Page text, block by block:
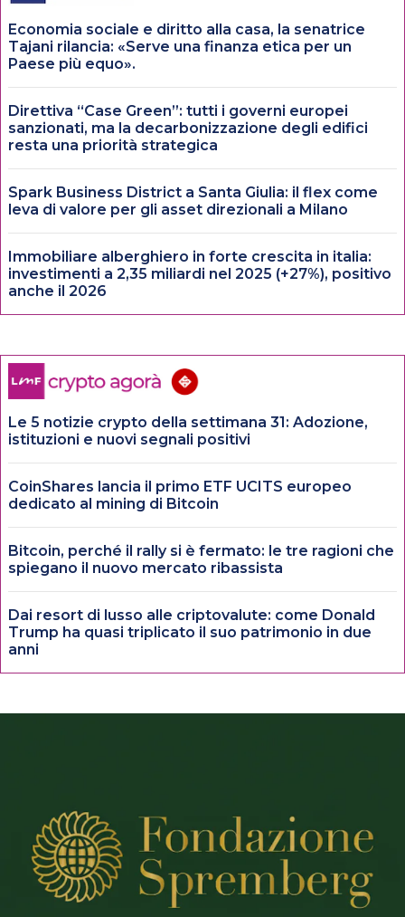
Economia sociale e diritto alla casa, la senatrice
Tajani rilancia: «Serve una finanza etica per un
Paese più equo».
Direttiva “Case Green”: tutti i governi europei
sanzionati, ma la decarbonizzazione degli edifici
resta una priorità strategica
Spark Business District a Santa Giulia: il flex come
leva di valore per gli asset direzionali a Milano
Immobiliare alberghiero in forte crescita in italia:
investimenti a 2,35 miliardi nel 2025 (+27%), positivo
anche il 2026
Le 5 notizie crypto della settimana 31: Adozione,
istituzioni e nuovi segnali positivi
CoinShares lancia il primo ETF UCITS europeo
dedicato al mining di Bitcoin
Bitcoin, perché il rally si è fermato: le tre ragioni che
spiegano il nuovo mercato ribassista
Dai resort di lusso alle criptovalute: come Donald
Trump ha quasi triplicato il suo patrimonio in due
anni